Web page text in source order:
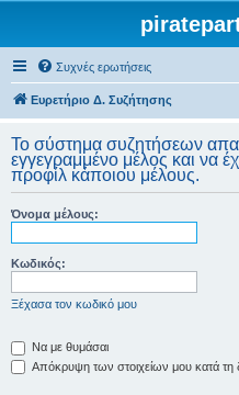
Συχνές ερωτήσεις
Ευρετήριο Δ. Συζήτησης
Το σύστημα συζητήσεων
εγγεγραμμένο μέλος και να
προφίλ κάποιου μέλους.
Όνομα μέλους:
Κωδικός:
Ξέχασα τον κωδικό μου
Να με θυμάσαι
Απόκρυψη των στοιχείων μου κατά τη